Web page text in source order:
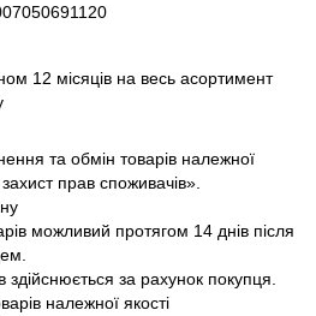
12 місяців на весь асортимент
та обмін товарів належної
прав споживачів».
можливий протягом 14 днів після
здійснюється за рахунок покупця.
належної якості